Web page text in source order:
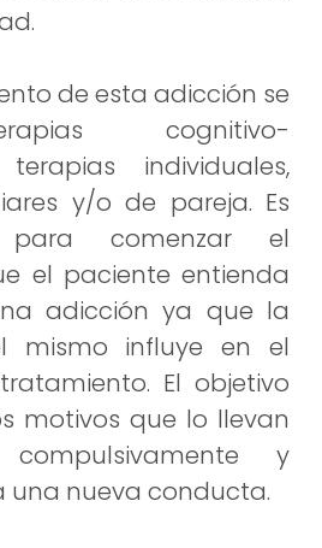
de esta adicción se
cognitivo-
individuales,
y/o de pareja. Es
para comenzar el
el paciente entienda
adicción ya que la
mismo influye en el
El objetivo
motivos que lo llevan
y
una nueva conducta.